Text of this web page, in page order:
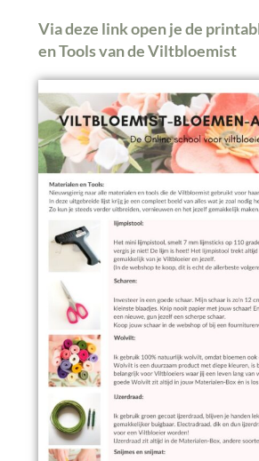
Via deze link open je de
en Tools van de Viltbloemist